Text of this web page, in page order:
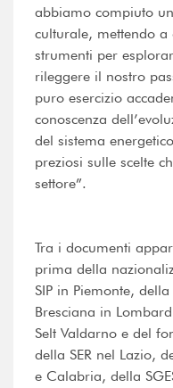
abbiamo compiuto
culturale, mettendo
strumenti per
rileggere il nostro
puro esercizio
conoscenza
del sistema
preziosi sulle scelte
settore”.
Tra i documenti
prima della
SIP in Piemonte,
Bresciana in
Selt Valdarno e del
della SER nel Lazio,
e Calabria, della